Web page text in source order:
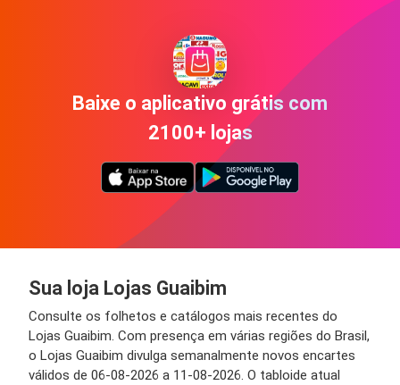
Baixe o aplicativo grátis com
2100+ lojas
Sua loja Lojas Guaibim
Consulte os folhetos e catálogos mais recentes do
Lojas Guaibim. Com presença em várias regiões do Brasil,
o Lojas Guaibim divulga semanalmente novos encartes
válidos de 06-08-2026 a 11-08-2026. O tabloide atual